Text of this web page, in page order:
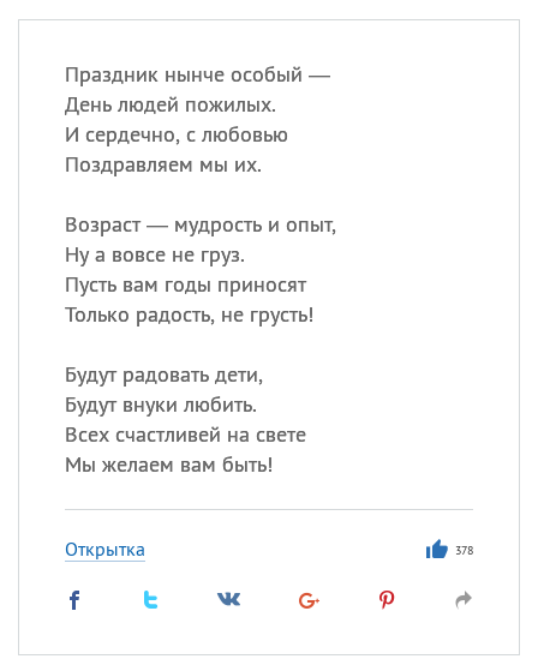
Праздник нынче особый —
День людей пожилых.
И сердечно, с любовью
Поздравляем мы их.
Возраст — мудрость и опыт,
Ну а вовсе не груз.
Пусть вам годы приносят
Только радость, не грусть!
Будут радовать дети,
Будут внуки любить.
Всех счастливей на свете
Мы желаем вам быть!
Открытка 378